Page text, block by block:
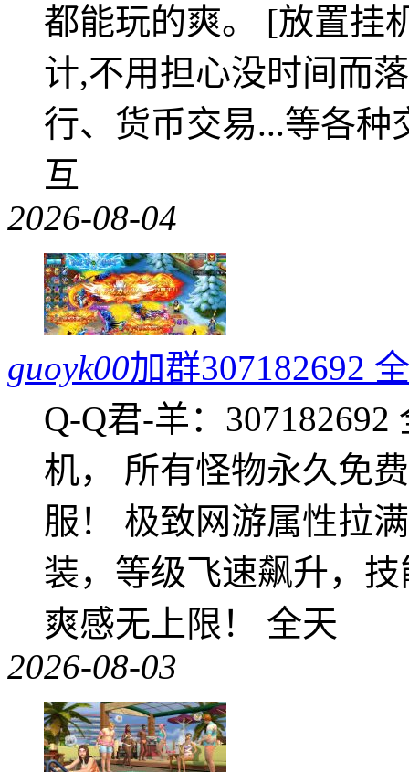
都能玩的爽。 [放置挂
计,不用担心没时间而
行、货币交易...等各
互
2026-08-04
guoyk00加群307182692
Q-Q君-羊：
机， 所有怪物永久免
服！ 极致网游属性拉
装，等级飞速飙升，
爽感无上限！ 全天
2026-08-03